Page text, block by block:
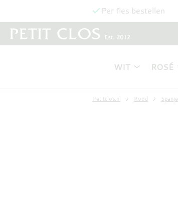
Per fles bestellen
WIT ROSÉ
Petitclos.nl Rood Spanje